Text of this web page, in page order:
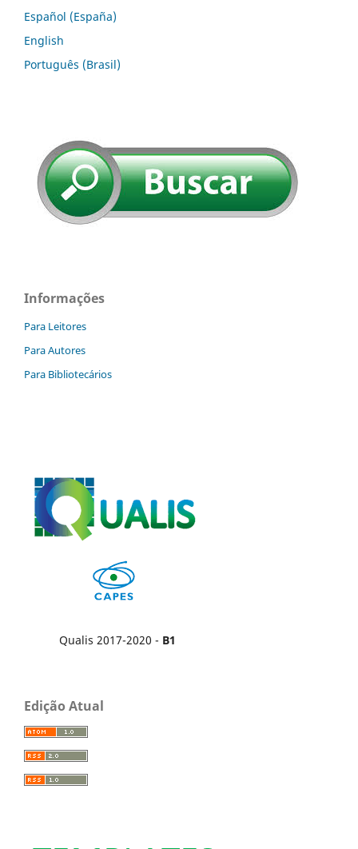
Español (España)
English
Português (Brasil)
Informações
Para Leitores
Para Autores
Para Bibliotecários
Qualis 2017-2020 - B1
Edição Atual